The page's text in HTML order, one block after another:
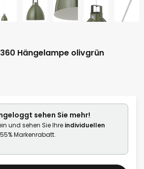
Hängelampe olivgrün
sehen Sie mehr!
und sehen Sie Ihre individuellen
Markenrabatt.